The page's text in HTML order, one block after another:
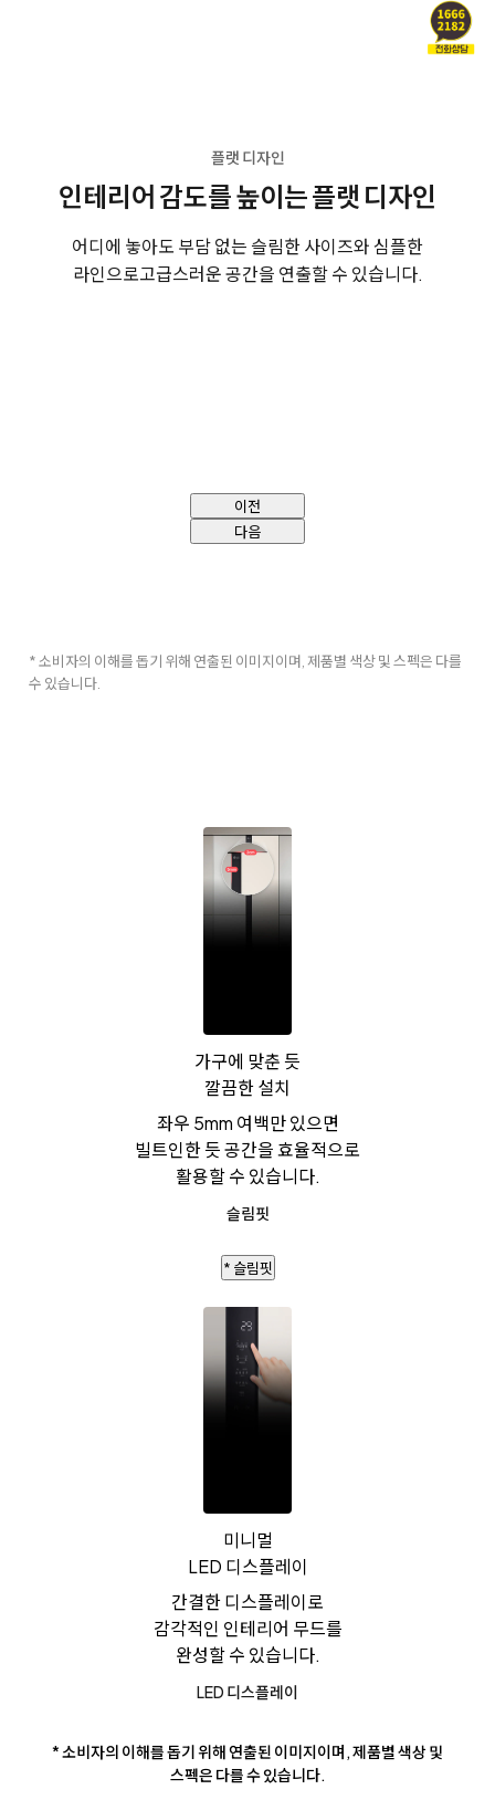
플랫 디자인
인테리어 감도를 높이는 플랫 디자인
어디에 놓아도 부담 없는 슬림한 사이즈와 심플한
라인으로고급스러운 공간을 연출할 수 있습니다.
이전
다음
* 소비자의 이해를 돕기 위해 연출된 이미지이며, 제품별 색상 및 스펙은 다를
수 있습니다.
가구에 맞춘 듯
깔끔한 설치
좌우 5mm 여백만 있으면
빌트인한 듯 공간을 효율적으로
활용할 수 있습니다.
슬림핏
* 슬림핏
미니멀
LED 디스플레이
간결한 디스플레이로
감각적인 인테리어 무드를
완성할 수 있습니다.
LED 디스플레이
* 소비자의 이해를 돕기 위해 연출된 이미지이며, 제품별 색상 및
스펙은 다를 수 있습니다.